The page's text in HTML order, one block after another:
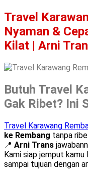
Travel
Nyaman &
Kilat | Arni
Butuh Travel
Gak Ribet? Ini
Travel Karawang
ke Rembang tanpa
📍 Arni Trans
Kami siap jemput kamu
sampai tujuan dengan